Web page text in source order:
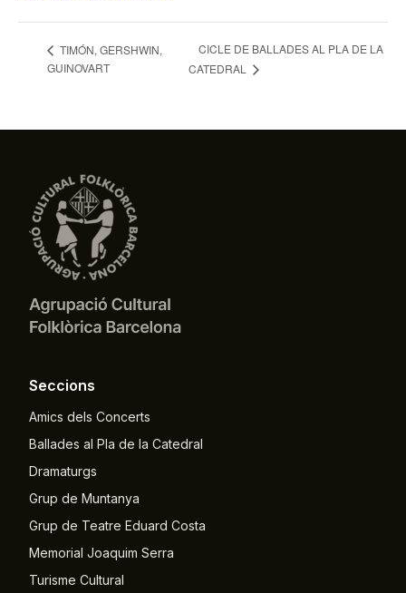
TIMÓN, GERSHWIN,
GUINOVART
CICLE DE BALLADES AL PLA DE LA
CATEDRAL
Seccions
Amics dels Concerts
Ballades al Pla de la Catedral
Dramaturgs
Grup de Muntanya
Grup de Teatre Eduard Costa
Memorial Joaquim Serra
Turisme Cultural